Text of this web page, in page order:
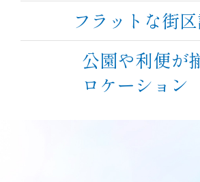
フラットな街
公園や利便が
ロケーション